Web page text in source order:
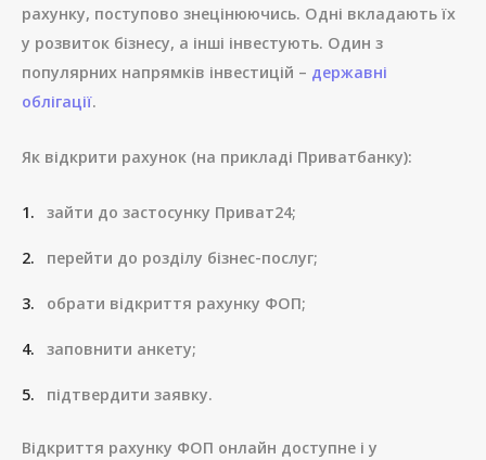
рахунку, поступово знецінюючись. Одні вкладають їх
у розвиток бізнесу, а інші інвестують. Один з
популярних напрямків інвестицій – державні
облігації.
Як відкрити рахунок (на прикладі Приватбанку):
зайти до застосунку Приват24;
перейти до розділу бізнес-послуг;
обрати відкриття рахунку ФОП;
заповнити анкету;
підтвердити заявку.
Відкриття рахунку ФОП онлайн доступне і у